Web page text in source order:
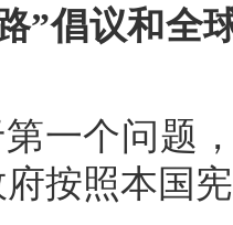
”倡议和全
一个问题
按照本国